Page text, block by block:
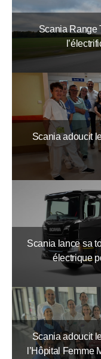
Scania Range
Scania adoucit
Scania lance sa
électrique
Scania adoucit
l’Hôpital Femme